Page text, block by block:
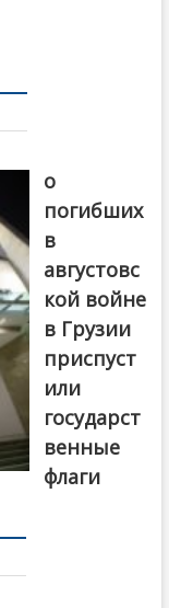
о
погибших
в
августовс
кой войне
в Грузии
приспуст
или
государст
венные
флаги